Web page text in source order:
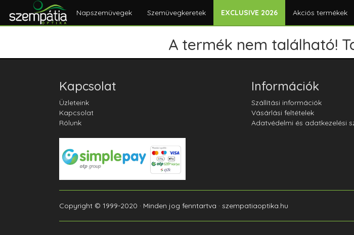
Napszemüvegek Szemüvegkeretek EXCLUSIVE 2026 Akciós termékek
A termék nem található!
Kapcsolat
Üzleteink
Kapcsolat
Rólunk
Információk
Szállítási információk
Vásárlási feltételek
Adatvédelmi és adatkezelési
Copyright © 1999-2020 · Minden jog fenntartva · szempatiaoptika.hu